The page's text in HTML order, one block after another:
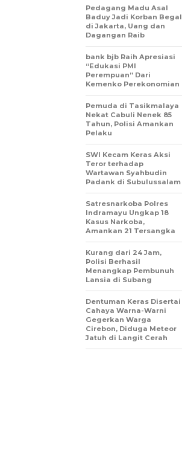
Pedagang Madu Asal
Baduy Jadi Korban Begal
di Jakarta, Uang dan
Dagangan Raib
bank bjb Raih Apresiasi
“Edukasi PMI
Perempuan” Dari
Kemenko Perekonomian
Pemuda di Tasikmalaya
Nekat Cabuli Nenek 85
Tahun, Polisi Amankan
Pelaku
SWI Kecam Keras Aksi
Teror terhadap
Wartawan Syahbudin
Padank di Subulussalam
Satresnarkoba Polres
Indramayu Ungkap 18
Kasus Narkoba,
Amankan 21 Tersangka
Kurang dari 24 Jam,
Polisi Berhasil
Menangkap Pembunuh
Lansia di Subang
Dentuman Keras Disertai
Cahaya Warna-Warni
Gegerkan Warga
Cirebon, Diduga Meteor
Jatuh di Langit Cerah